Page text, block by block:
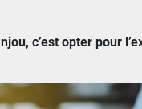
c’est opter pour